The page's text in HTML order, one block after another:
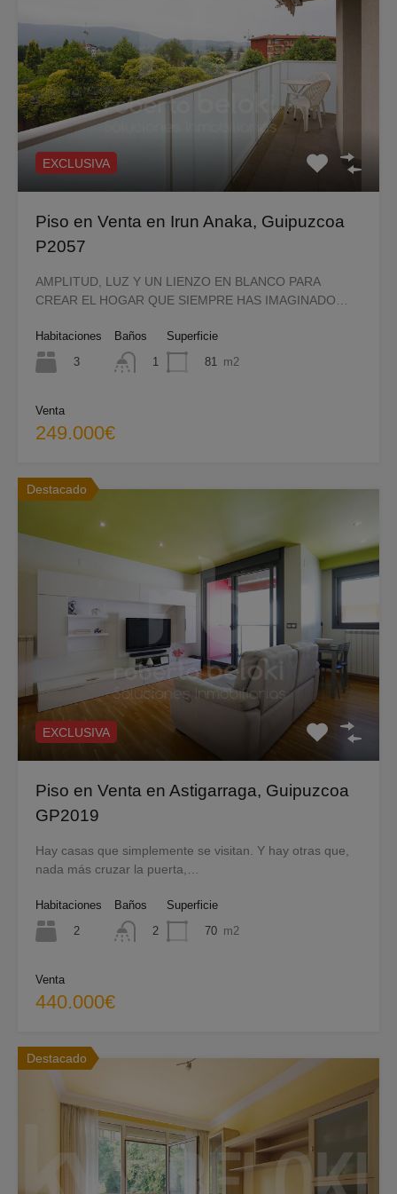
EXCLUSIVA
Piso en Venta en Irun Anaka, Guipuzcoa
P2057
AMPLITUD, LUZ Y UN LIENZO EN BLANCO PARA
CREAR EL HOGAR QUE SIEMPRE HAS IMAGINADO…
Habitaciones
3
Baños
1
Superficie
81
m2
Venta
249.000€
Destacado
EXCLUSIVA
Piso en Venta en Astigarraga, Guipuzcoa
GP2019
Hay casas que simplemente se visitan. Y hay otras que,
nada más cruzar la puerta,…
Habitaciones
2
Baños
2
Superficie
70 m2
Venta
440.000€
Destacado